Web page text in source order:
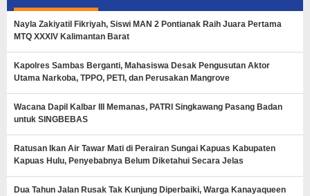
Nayla Zakiyatil Fikriyah, Siswi MAN 2 Pontianak Raih Juara Pertama
MTQ XXXIV Kalimantan Barat
Kapolres Sambas Berganti, Mahasiswa Desak Pengusutan Aktor
Utama Narkoba, TPPO, PETI, dan Perusakan Mangrove
Wacana Dapil Kalbar III Memanas, PATRI Singkawang Pasang Badan
untuk SINGBEBAS
Ratusan Ikan Air Tawar Mati di Perairan Sungai Kapuas Kabupaten
Kapuas Hulu, Penyebabnya Belum Diketahui Secara Jelas
Dua Tahun Jalan Rusak Tak Kunjung Diperbaiki, Warga Kanayaqueen